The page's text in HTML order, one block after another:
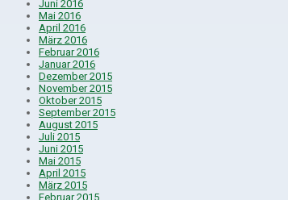
Juni 2016
Mai 2016
April 2016
März 2016
Februar 2016
Januar 2016
Dezember 2015
November 2015
Oktober 2015
September 2015
August 2015
Juli 2015
Juni 2015
Mai 2015
April 2015
März 2015
Februar 2015